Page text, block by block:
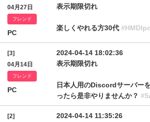
04月27日
フレンド
PC
表示期限切れ
楽しくやれる方30代
[3]
04月14日
フレンド
PC
2024-04-14 18:02:36
表示期限切れ
日本人用のDiscordサーバー
ったら是非やりませんか？
[2]
2024-04-14 11:35:26